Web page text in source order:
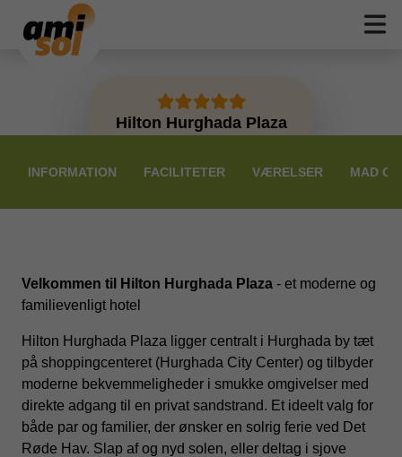
Hilton Hurghada Plaza
INFORMATION FACILITETER VÆRELSER MAD
Velkommen til Hilton Hurghada Plaza - et moderne og
familievenligt hotel
Hilton Hurghada Plaza ligger centralt i Hurghada by tæt
på shoppingcenteret (Hurghada City Center) og tilbyder
moderne bekvemmeligheder i smukke omgivelser med
direkte adgang til en privat sandstrand. Et ideelt valg for
både par og familier, der ønsker en solrig ferie ved Det
Røde Hav. Slap af og nyd solen, eller deltag i sjove